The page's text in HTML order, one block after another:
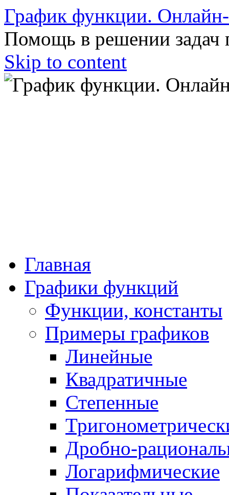
График функции.
Помощь в решении задач
Skip to content
Главная
Графики функций
Функции, константы
Примеры графиков
Линейные
Квадратичные
Степенные
Дробно-
Логарифмические